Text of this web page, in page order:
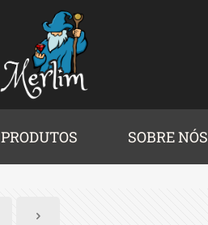
PRODUTOS SOBRE NÓS